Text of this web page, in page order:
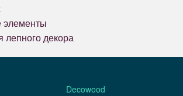
элементы
лепного декора
Decowood